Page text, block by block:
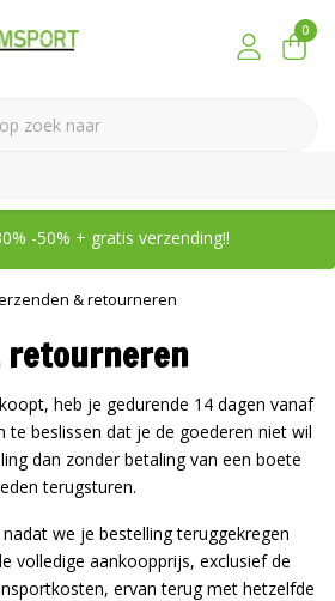
0
-50% + gratis verzending!!
& retourneren
retourneren
heb je gedurende 14 dagen vanaf
te beslissen dat je de goederen niet wil
dan zonder betaling van een boete
terugsturen.
we je bestelling teruggekregen
volledige aankoopprijs, exclusief de
ervan terug met hetzelfde